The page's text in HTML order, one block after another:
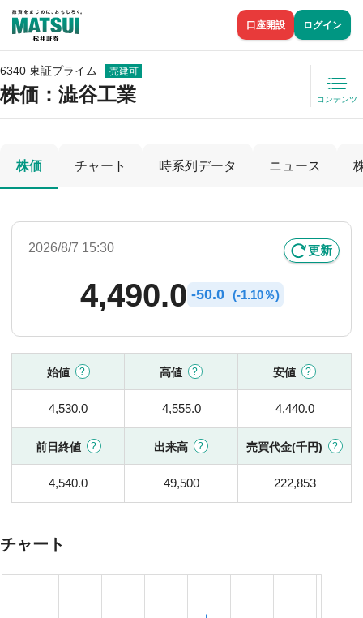
口座開設 ログイン
6340 東証プライム 売建可
株価 ：澁谷工業 コンテンツ
株価 チャート 時系列データ ニュース
2026/8/7 15:30 更新
4,490.0 -50.0 (-1.10％)
始値 高値 安値
4,530.0 4,555.0 4,440.0
前日終値 出来高 売買代金(千円)
4,540.0 49,500 222,853
チャート